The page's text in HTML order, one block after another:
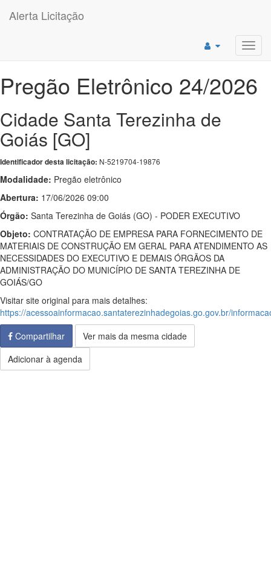
Alerta Licitação
Pregão Eletrônico 24/2026
Cidade Santa Terezinha de
Goiás [GO]
Identificador desta licitação: N-5219704-19876
Modalidade: Pregão eletrônico
Abertura: 17/06/2026 09:00
Órgão: Santa Terezinha de Goiás (GO) - PODER EXECUTIVO
Objeto: CONTRATAÇÃO DE EMPRESA PARA FORNECIMENTO DE
MATERIAIS DE CONSTRUÇÃO EM GERAL PARA ATENDIMENTO AS
NECESSIDADES DO EXECUTIVO E DEMAIS ÓRGÃOS DA
ADMINISTRAÇÃO DO MUNICÍPIO DE SANTA TEREZINHA DE
GOIÁS/GO
Visitar site original para mais detalhes:
https://acessoainformacao.santaterezinhadegoias.go.gov.br/
Compartilhar
Ver mais da mesma cidade
Adicionar à agenda